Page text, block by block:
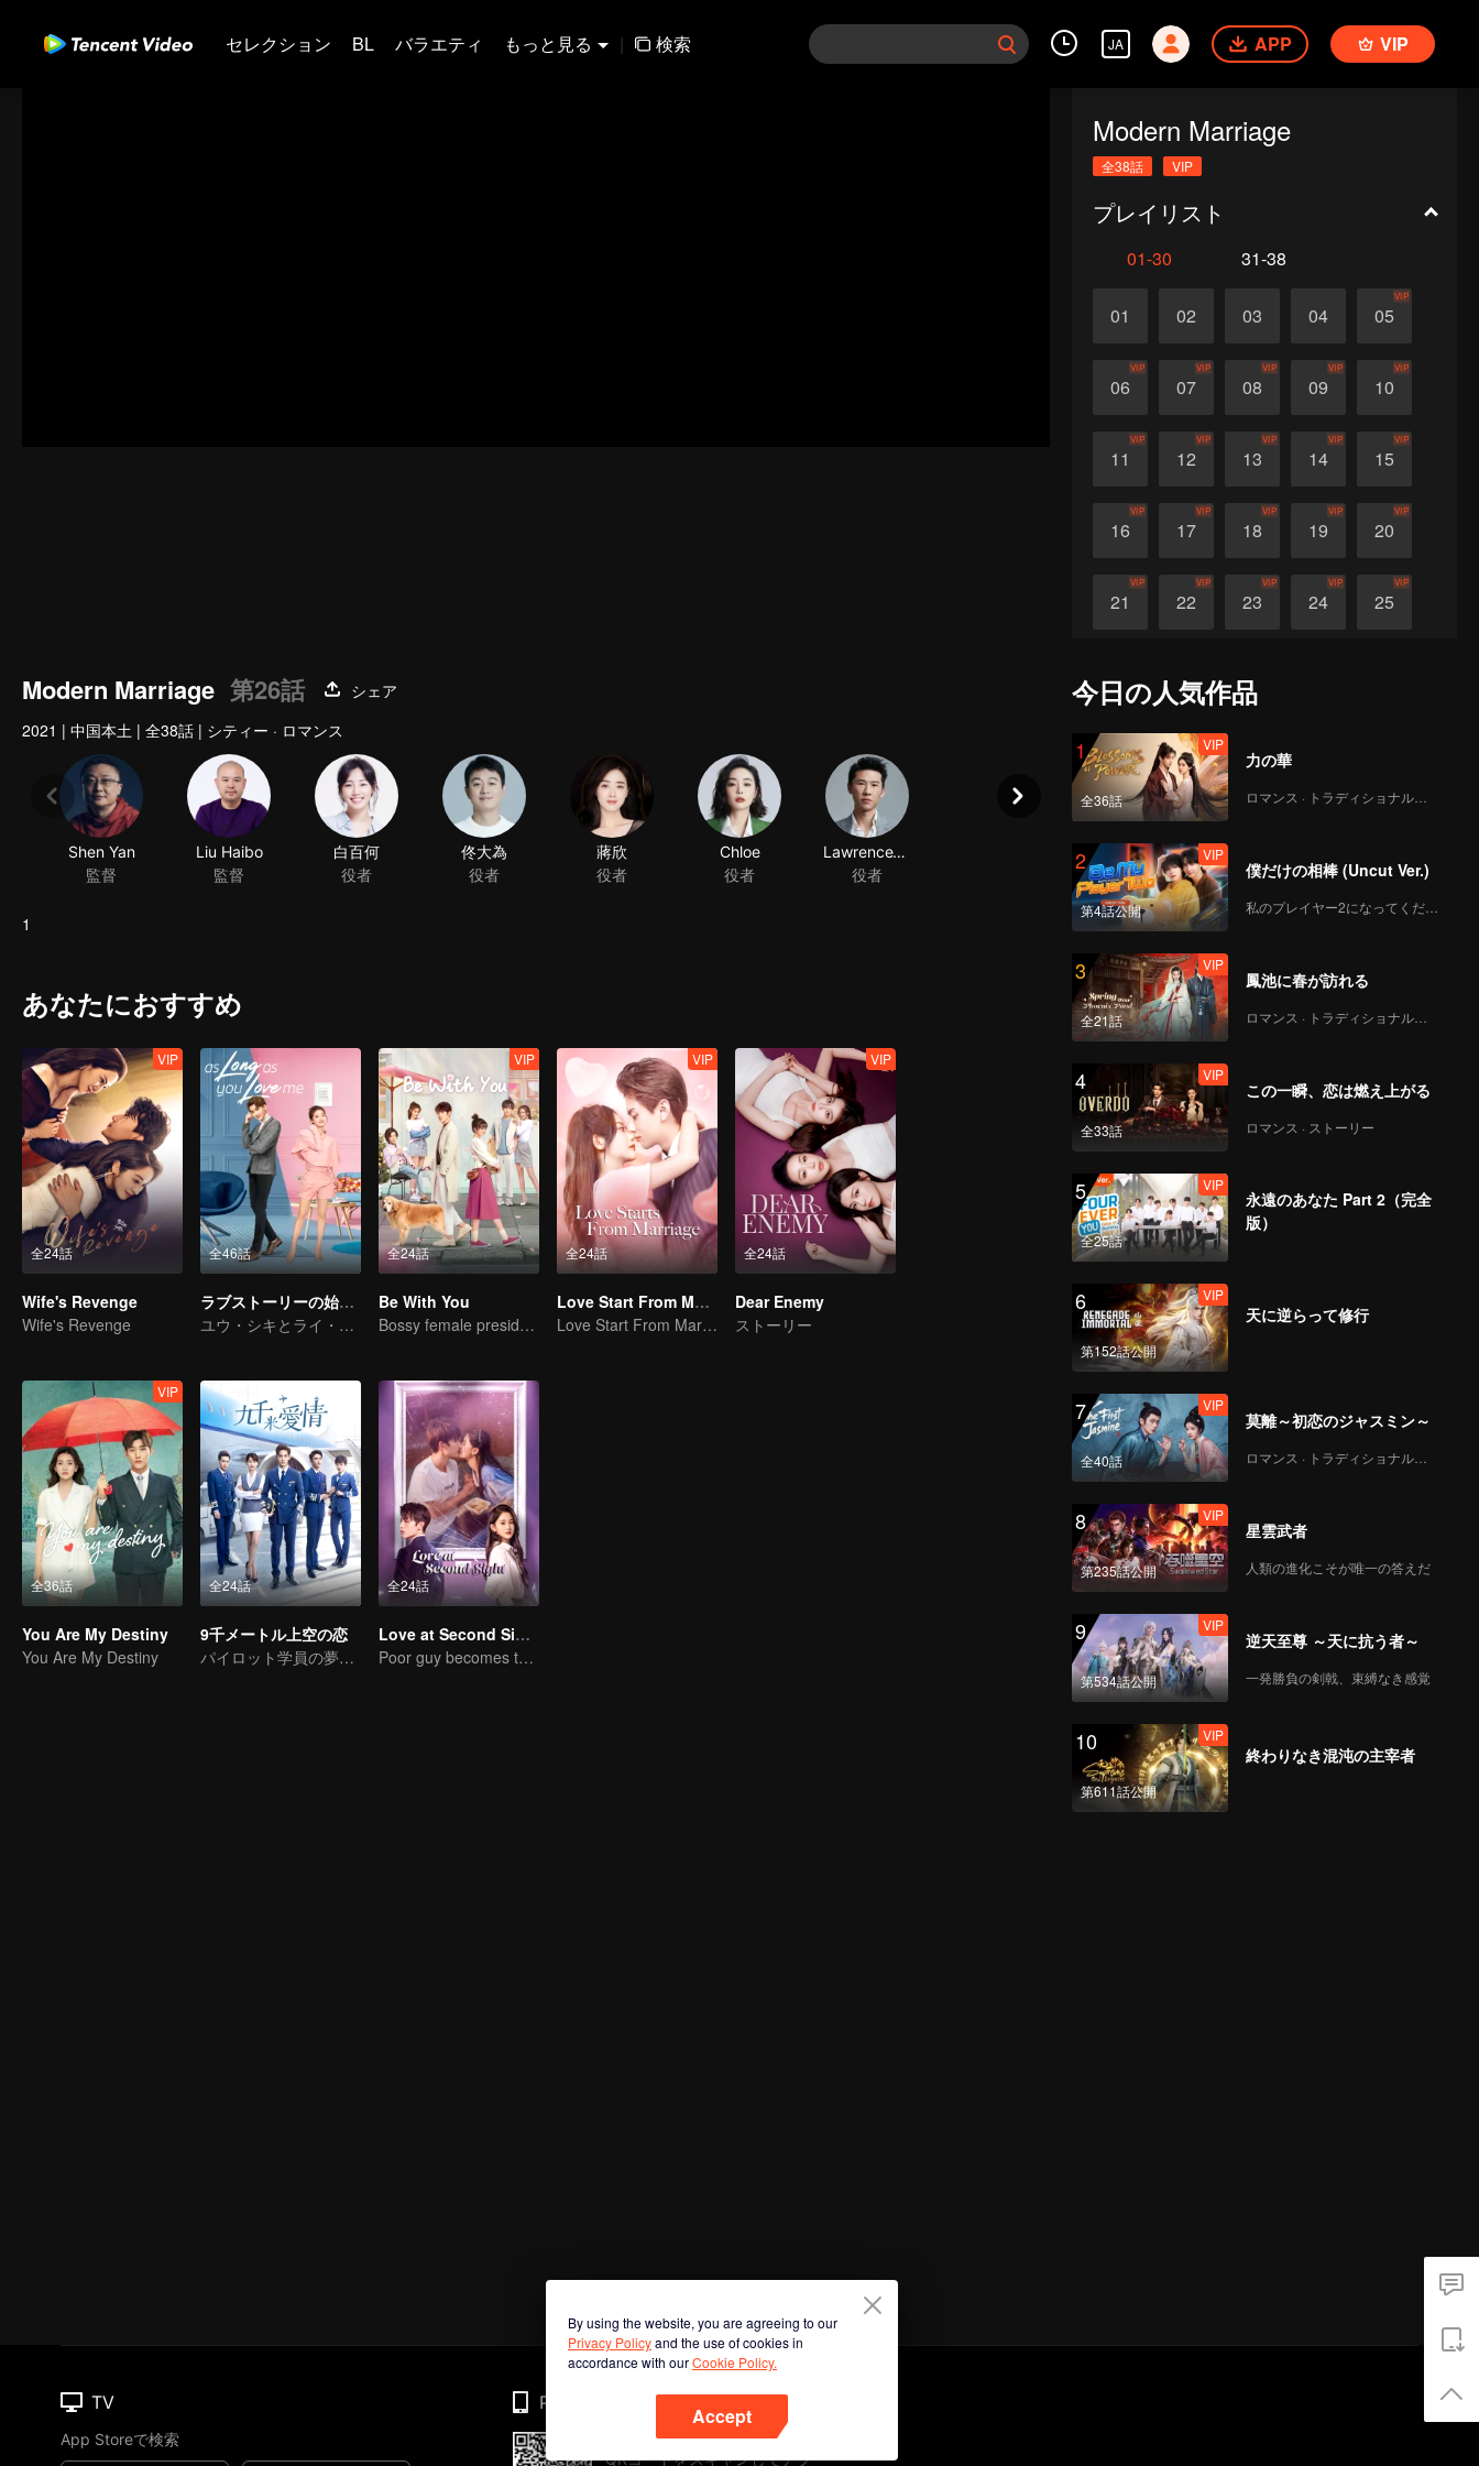
セレクション BL バラエティ もっと見る | 検索 JA APP VIP
Modern Marriage
全38話 VIP
プレイリスト
01-30 31-38
01 02 03 04 05
VIP
06
VIP
07
VIP
08
VIP
09
VIP
10
VIP
11
VIP
12
VIP
13
VIP
14
VIP
15
VIP
16
VIP
17
VIP
18
VIP
19
VIP
20
VIP
21
VIP
22
VIP
23
VIP
24
VIP
25
VIP
Modern Marriage 第26話
シェア
2021 | 中国本土 | 全38話 | シティー · ロマンス
Shen Yan
監督
Liu Haibo
監督
白百何
役者
佟大為
役者
蔣欣
役者
Chloe
役者
LawrenceWang
役者
1
あなたにおすすめ
全24話
VIP
Wife's Revenge
Wife's Revenge
全46話
ラブストーリーの始まり～私のラブロマンス〜
ユウ・シキとライ・ウモウ 幼なじみ愛の甘さ
全24話
VIP
Be With You
Bossy female president flirts with arrogant childe.
全24話
VIP
Love Start From Marriage
Love Start From Marriage
全24話
VIP
Dear Enemy
ストーリー
全36話
VIP
You Are My Destiny
You Are My Destiny
全24話
9千メートル上空の恋
パイロット学員の夢に向う青春の旅
全24話
Love at Second Sight
Poor guy becomes the domineering CEO and pursues his first love
今日の人気作品
1
全36話
VIP
力の華
ロマンス · トラディショナル・コスチューム
2
第4話公開
VIP
僕だけの相棒 (Uncut Ver.)
私のプレイヤー2になってください
3
全21話
VIP
鳳池に春が訪れる
ロマンス · トラディショナル・コスチューム
4
全33話
VIP
この一瞬、恋は燃え上がる
ロマンス · ストーリー
5
全25話
VIP
永遠のあなた Part 2（完全
版）
6
第152話公開
VIP
天に逆らって修行
7
全40話
VIP
莫離～初恋のジャスミン～
ロマンス · トラディショナル・コスチューム
8
第235話公開
VIP
星雲武者
人類の進化こそが唯一の答えだ
9
第534話公開
VIP
逆天至尊 ～天に抗う者～
一発勝負の剣戟、束縛なき感覚
10
第611話公開
VIP
終わりなき混沌の主宰者
By using the website, you are agreeing to our
Privacy Policyand the use of cookies in
accordance with ourCookie Policy.
Accept
TV
App Storeで検索
Phone
QRコードをスキャンしてアプ